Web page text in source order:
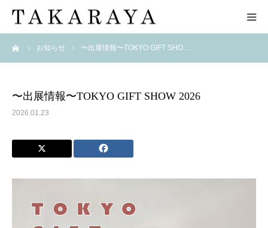
お知らせ 〜出展情報〜TOKYO GIFT SHO…
〜出展情報〜TOKYO GIFT SHOW 2026
2026.01.23
HOME
取扱店舗